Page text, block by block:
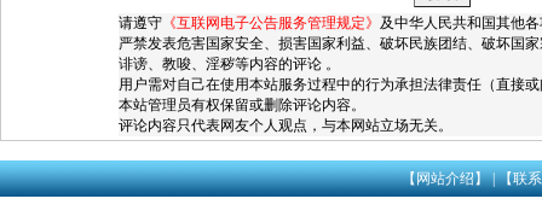
请遵守 《互联网电子公告服务管理规定》 及中华人民共和国其他
严禁发表危害国家安全、损害国家利益、破坏民族团结、破坏国
诽谤、教唆、淫秽等内容的评论 。
用户需对自己在使用本站服务过程中的行为承担法律责任（直接
本站管理员有权保留或删除评论内容。
评论内容只代表网友个人观点，与本网站立场无关。
【网站介绍】|【联